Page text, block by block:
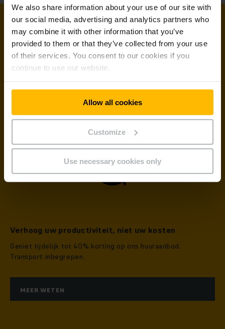
We also share information about your use of our site with
our social media, advertising and analytics partners who
may combine it with other information that you’ve
provided to them or that they’ve collected from your use
of their services. You consent to our cookies if you
continue to use our website.
Allow all cookies
Customize
Use necessary cookies only
tot 40%
Verhoog uw productiviteit, niet uw kosten
Geniet tijdelijk tot 40% korting op ons huuraanbod.
Transport inbegrepen.
MEER WETEN